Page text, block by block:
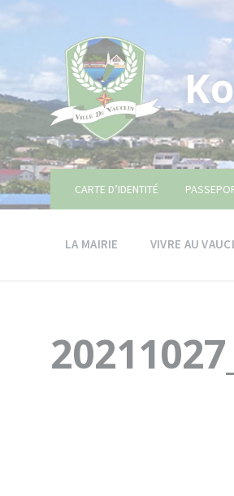
CARTE D’IDENTITÉ
LA MAIRIE VIVRE AU